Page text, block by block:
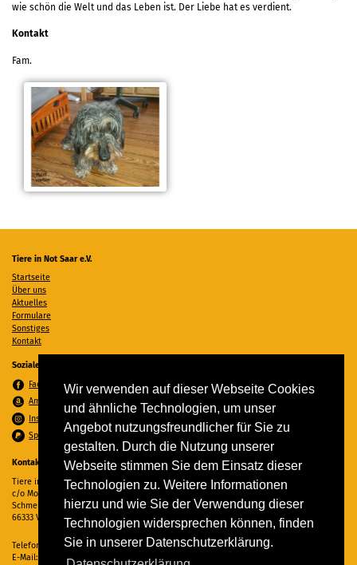
Wir verwenden auf dieser Webseite Cookies
und ähnliche Technologien, um unser
Angebot nutzungsfreundlicher für Sie zu
gestalten. Durch die Nutzung unserer
Webseite stimmen Sie dem Einsatz dieser
Technologien zu. Weitere Informationen
hierzu und wie Sie der Verwendung dieser
Technologien widersprechen können, finden
Sie in unserer Datenschutzerklärung.
wie schön die Welt und das Leben ist. Der Liebe hat es verdient.
Kontakt
Fam.
Tiere in Not Saar e.V.
Startseite
Über uns
Aktuelles
Formulare
Sonstiges
Kontakt
Soziale Medien
Facebook
Amazon Wunschzettel
Instagram
Spenden per PayPal
Kontakt
Tiere in Not Saar e.V.
c/o Monika Ewen
Schmelzer Straße 22
66333 Völklingen
Telefon:
06898 294862
E-Mail:
info@tiere-in-not-saar.de